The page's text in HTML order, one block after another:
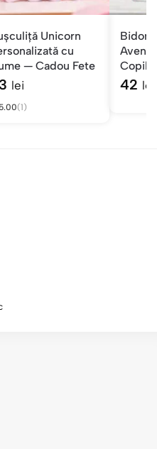
Unicorn
cu
— Cadou Fete
lei
5.00(1)
42 lei